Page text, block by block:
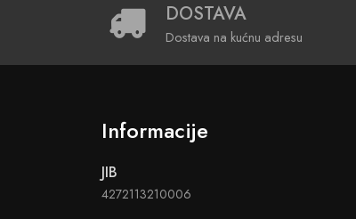
DOSTAVA
Dostava na kućnu adresu
Informacije
JIB
4272113210006